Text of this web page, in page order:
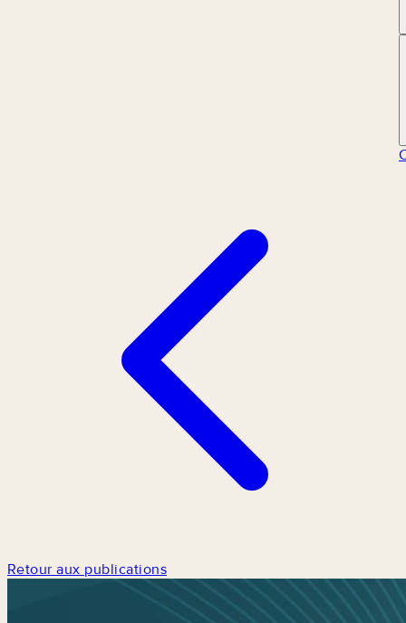
Retour aux publications